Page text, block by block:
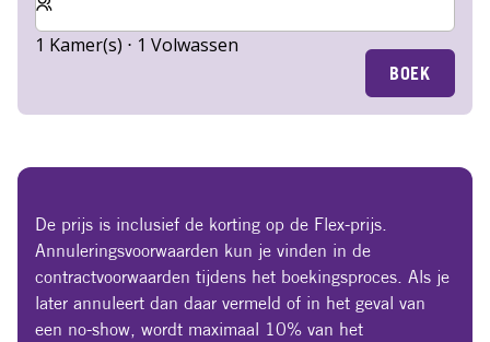
1 Kamer(s) ⋅ 1 Volwassen
BOEK
De prijs is inclusief de korting op de Flex-prijs.
Annuleringsvoorwaarden kun je vinden in de
contractvoorwaarden tijdens het boekingsproces. Als je
later annuleert dan daar vermeld of in het geval van
een no-show, wordt maximaal 10% van het